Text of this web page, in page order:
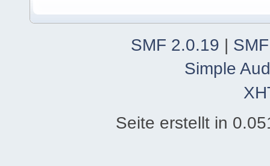
SMF 2.0.19 |
Simple
Seite erstellt in